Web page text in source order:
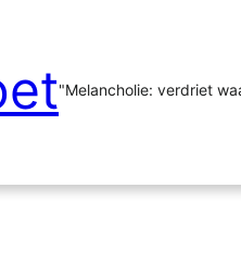
"Melancholie: verdriet